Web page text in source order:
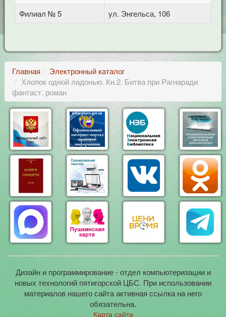
Филиал № 5
ул. Энгельса, 106
Главная
Электронный каталог
Хлопок одной ладонью. Кн.2. Битва при Рагнаради
фантаст. роман
Дизайн и программирование - отдел компьютеризации и
новых технологий пятигорской ЦБС. При использовании
материалов нашего сайта активная ссылка на него
обязательна.
Карта сайта